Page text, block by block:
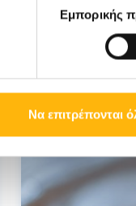
Εμπορικής
Να επιτρέπονται